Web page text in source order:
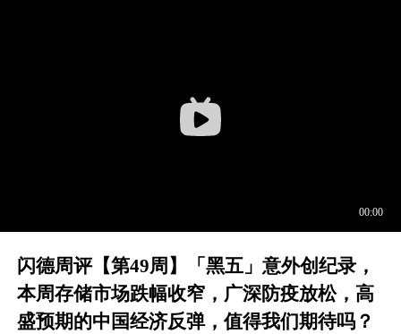
闪德周评【第49周】「黑五」意外创纪录，
本周存储市场跌幅收窄，广深防疫放松，高
盛预期的中国经济反弹，值得我们期待吗？